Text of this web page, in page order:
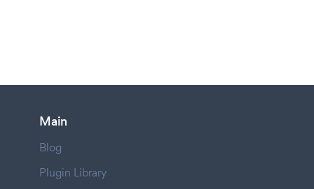
Main
Blog
Plugin Library